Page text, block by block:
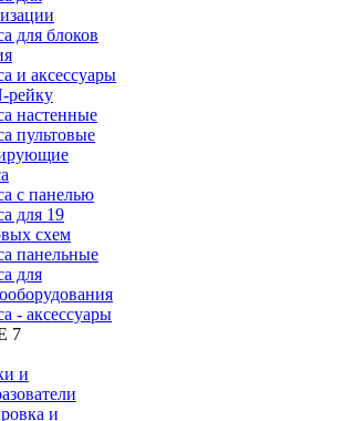
для блоков
и аксессуары
рейку
настенные
пультовые
с панелью
для 19
схем
панельные
для
- аксессуары
7
и
и